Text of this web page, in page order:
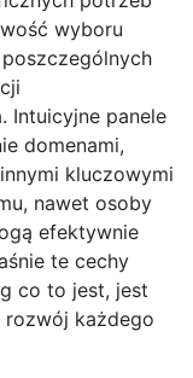
wyboru
Intuicyjne panele
domenami,
kluczowymi
nawet osoby
efektywnie
te cechy
co to jest, jest
rozwój każdego